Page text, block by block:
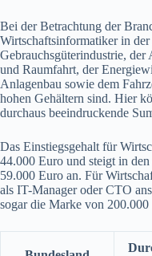
Bei der Betrachtung der
Wirtschaftsinformatiker in
Gebrauchsgüterindustrie,
und Raumfahrt, der
Anlagenbau sowie dem
hohen Gehältern sind. Hier
durchaus beeindruckende
Das Einstiegsgehalt für
44.000 Euro und steigt in
59.000 Euro an. Für
als IT-Manager oder CTO
sogar die Marke von